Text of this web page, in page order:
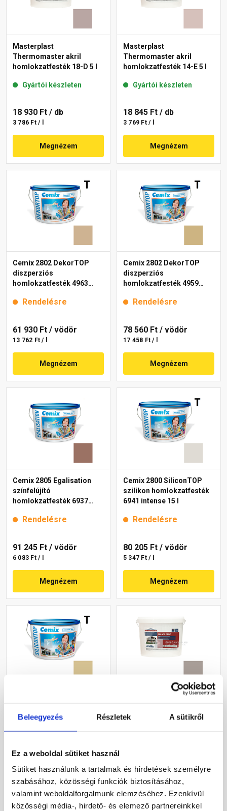
Beleegyezés Részletek A sütikről
Ez a weboldal sütiket használ
Sütiket használunk a tartalmak és hirdetések személyre
szabásához, közösségi funkciók biztosításához,
valamint weboldalforgalmunk elemzéséhez. Ezenkívül
közösségi média-, hirdető- és elemező partnereinkkel
Masterplast
Thermomaster akril
homlokzatfesték 18-D 5 l
Gyártói készleten
18 930 Ft / db
3 786 Ft / l
Megnézem
Masterplast
Thermomaster akril
homlokzatfesték 14-E 5 l
Gyártói készleten
18 845 Ft / db
3 769 Ft / l
Megnézem
Cemix 2802 DekorTOP
diszperziós
homlokzatfesték 4963
Rendelésre
61 930 Ft / vödör
13 762 Ft / l
Megnézem
Cemix 2802 DekorTOP
diszperziós
homlokzatfesték 4959
Rendelésre
78 560 Ft / vödör
17 458 Ft / l
Megnézem
Cemix 2805 Egalisation
színfelújító
homlokzatfesték 6937
Rendelésre
91 245 Ft / vödör
6 083 Ft / l
Megnézem
Cemix 2800 SiliconTOP
szilikon homlokzatfesték
6941 intense 15 l
Rendelésre
80 205 Ft / vödör
5 347 Ft / l
Megnézem
4955 brown 15 l
89 410 Ft / vödör
Megnézem
homlokzatfesték 49-C 16 l
55 085 Ft / vödör
Megnézem